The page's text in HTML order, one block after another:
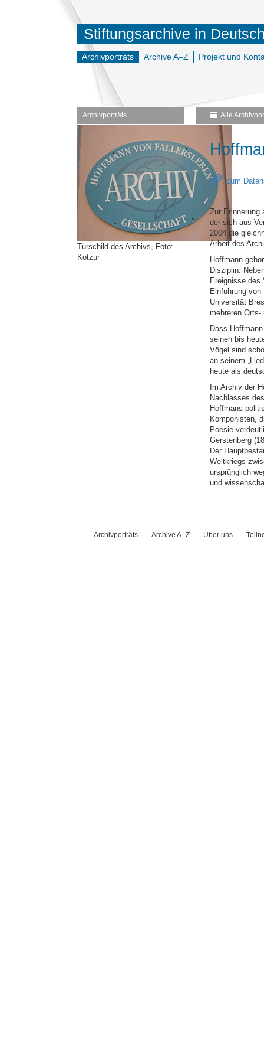
Stiftungsarchive in
Archivporträts Archive A–Z Projekt und
Archivporträts
Türschild des Archivs, Foto:
Kotzur
Alle
Zum
Zur Erinnerung
der sich aus
2004 die
Arbeit des
Hoffmann
Disziplin.
Ereignisse des
Einführung
Universität
mehreren
Dass
seinen bis
Vögel sind
an seinem
heute als
Im Archiv der
Nachlasses
Hoffmans
Komponisten,
Poesie
Gerstenberg
Der
Weltkriegs
ursprünglich
und
Archivporträts Archive A–Z Über uns